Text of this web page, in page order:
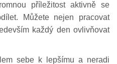
příležitost aktivně se
Můžete nejen pracovat
každý den ovlivňovat
sebe k lepšímu a neradi